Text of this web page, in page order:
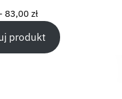
83,00 zł
produkt